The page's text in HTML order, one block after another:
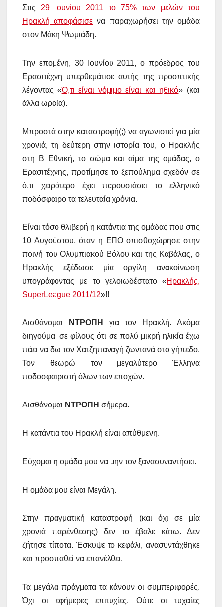
Στις29 Ιουνίου 2011 το 75% των μελών του
Ηρακλή αποφάσισε να παραχωρήσει την ομάδα
στον Μάκη Ψωμιάδη.
Την επομένη, 30 Ιουνίου 2011, ο πρόεδρος του
Ερασιτέχνη υπερθεμάτισε αυτής της προοπτικής
λέγοντας «Ό,τι είναι νόμιμο είναι και ηθικό» (και
άλλα ωραία).
Μπροστά στην καταστροφή(;) να αγωνιστεί για μία
χρονιά, τη δεύτερη στην ιστορία του, ο Ηρακλής
στη Β Εθνική, το σώμα και αίμα της ομάδας, ο
Ερασιτέχνης, προτίμησε το ξεπούλημα σχεδόν σε
ό,τι χειρότερο έχει παρουσιάσει το ελληνικό
ποδόσφαιρο τα τελευταία χρόνια.
Είναι τόσο θλιβερή η κατάντια της ομάδας που στις
10 Αυγούστου, όταν η ΕΠΟ οπισθοχώρησε στην
ποινή του Ολυμπιακού Βόλου και της Καβάλας, ο
Ηρακλής εξέδωσε μία οργίλη ανακοίνωση
υπογράφοντας με το γελοιωδέστατο «Ηρακλής,
SuperLeague 2011/12»!!
Αισθάνομαι ΝΤΡΟΠΗ
για τον Ηρακλή. Ακόμα
διηγούμαι σε φίλους ότι σε πολύ μικρή ηλικία έχω
πάει να δω τον Χατζηπαναγή ζωντανά στο γήπεδο.
Τον θεωρώ τον μεγαλύτερο Έλληνα
ποδοσφαιριστή όλων των εποχών.
Αισθάνομαι ΝΤΡΟΠΗ σήμερα.
Η κατάντια του Ηρακλή είναι απύθμενη.
Εύχομαι η ομάδα μου να μην τον ξανασυναντήσει.
Η ομάδα μου είναι Μεγάλη.
Στην πραγματική καταστροφή (και όχι σε μία
χρονιά παρένθεσης) δεν το έβαλε κάτω. Δεν
ζήτησε τίποτα. Έσκυψε το κεφάλι, ανασυντάχθηκε
και προσπαθεί να επανέλθει.
Τα μεγάλα πράγματα τα κάνουν οι συμπεριφορές.
Όχι οι εφήμερες επιτυχίες. Ούτε οι τυχαίες